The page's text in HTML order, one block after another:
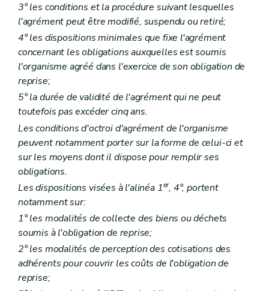
3° les conditions et la procédure suivant lesquelles
l'agrément peut être modifié, suspendu ou retiré;
4° les dispositions minimales que fixe l'agrément
concernant les obligations auxquelles est soumis
l'organisme agréé dans l'exercice de son obligation de
reprise;
5° la durée de validité de l'agrément qui ne peut
toutefois pas excéder cinq ans.
Les conditions d'octroi d'agrément de l'organisme
peuvent notamment porter sur la forme de celui-ci et
sur les moyens dont il dispose pour remplir ses
obligations.
Les dispositions visées à l'alinéa 1er, 4°, portent
notamment sur:
1° les modalités de collecte des biens ou déchets
soumis à l'obligation de reprise;
2° les modalités de perception des cotisations des
adhérents pour couvrir les coûts de l'obligation de
reprise;